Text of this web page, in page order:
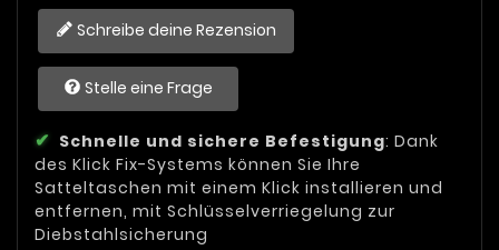
Schreibe deine Rezension
Stelle eine Frage
Schnelle und sichere Befestigung: Dank
des Klick Fix-Systems können Sie Ihre
Satteltaschen mit einem Klick installieren und
entfernen, mit Schlüsselverriegelung zur
Diebstahlsicherung